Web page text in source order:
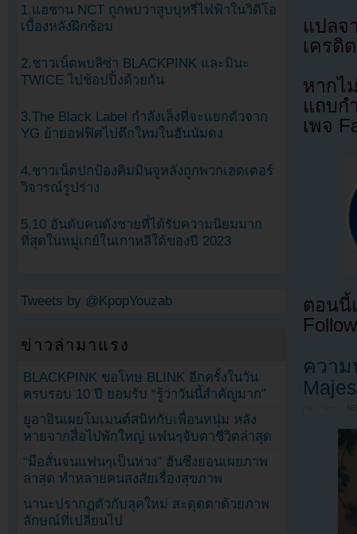
แปล
เครดิ
หากไ
แถบก
เพจ
ตอนนี้
ความ
1.แฮชาน NCT ถูกพบว่าสูบบุหรี่ไฟฟ้าในวิดีโอ
เบื้องหลังฝึกซ้อม
2.ชาวเน็ตพบลิซ่า BLACKPINK และมินะ
TWICE ไปช้อปปิ้งด้วยกัน
3.The Black Label กำลังเล็งที่จะแยกตัวจาก
YG ย้ายอฟฟิศไปตึกใหม่ในฮันนัมดง
4.ชาวเน็ตปกป้องคิมมินจูหลังถูกพวกเฮดเตอร์
วิจารณ์รูปร่าง
5.10 อันดับคนดังชายที่ได้รับความนิยมมาก
ที่สุดในหมู่เกย์ในเกาหลีใต้ของปี 2023
Tweets by @KpopYouzab
ข่าวล่ามาแรง
BLACKPINK ขอโทษ BLINK อีกครั้งในวัน
ครบรอบ 10 ปี ยอมรับ “รู้ว่าวันนี้สำคัญมาก”
ยูอาอินเผยโมเมนต์สนิทกับเพื่อนหนุ่ม หลัง
หายจากสื่อไปพักใหญ่ แฟนๆจับตาชีวิตล่าสุด
“มือสั่นจนแฟนๆเป็นห่วง” ฮันซึงยอนเผยภาพ
ล่าสุด ทำหลายคนสงสัยเรื่องสุขภาพ
นานะปรากฏตัวกับลุคใหม่ สะดุดตาด้วยภาพ
ลักษณ์ที่เปลี่ยนไป